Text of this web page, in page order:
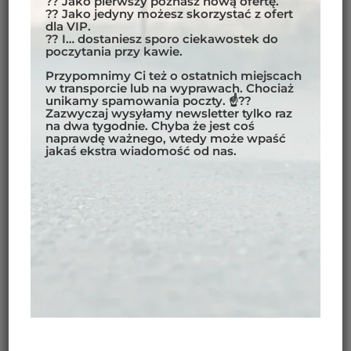
POKÓJ
Na życzenie, w zależności od dostępności, możliwe
jest zorganizowanie pokoju jednoosobowego.
Dopłata do pokoju jednoosobowego:690 EUR
OPIS TRASY:
Przeżyj Dzikie Serce Tanzanii: 10-Dniowa Przygoda
Motocyklowa
emocji podróż przez tętniące serce Tanzanii,
?? Jako jedyny możesz skorzystać z ofert
dla VIP.
?? I… dostaniesz sporo ciekawostek do
poczytania przy kawie.
Przypomnimy Ci też o ostatnich miejscach
w transporcie lub na wyprawach. Chociaż
unikamy spamowania poczty. ☝??
Zazwyczaj wysyłamy newsletter tylko raz
na dwa tygodnie. Chyba że jest coś
naprawdę ważnego, wtedy może wpaść
jakaś ekstra wiadomość od nas.